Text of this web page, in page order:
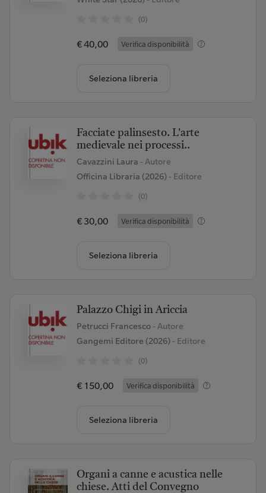
(0)
€ 40,00 Verifica disponibilità
Seleziona libreria
Facciate palinsesto. L'arte
medievale nei processi..
Cavazzini Laura - Autore
Officina Libraria (2026)- Editore
(0)
€ 30,00 Verifica disponibilità
Seleziona libreria
Palazzo Chigi in Ariccia
Petrucci Francesco - Autore
Gangemi Editore (2026)- Editore
(0)
€ 150,00 Verifica disponibilità
Seleziona libreria
Organi a canne e acustica nelle
chiese. Atti del Convegno